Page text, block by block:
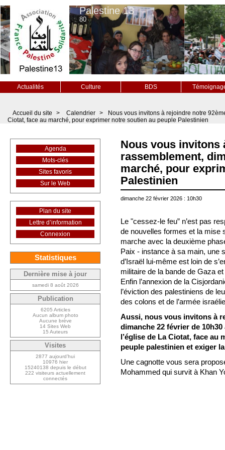
Palestine 13
80
Actualités Culture BDS
Accueil du site > Calendrier >
Nous vous invitons à rejoindre notre
Ciotat, face au marché, pour exprimer notre soutien au peuple Palestinien
Nous vous invitons
rassemblement,
marché, pour
Palestinien
dimanche 22 février 2026 : 10h30
Le "cessez-le feu” n’est pas
de nouvelles formes et la mise
marche avec la deuxième
Paix - instance à sa main, une
d’Israël lui-même est loin de
militaire de la bande de Gaza
Enfin l’annexion de la
l’éviction des palestiniens de
des colons et de l’armée
Aussi, nous vous invitons à
dimanche 22 février de
l’église de La Ciotat, face
peuple palestinien et exiger
Une cagnotte vous sera
Mohammed qui survit à Khan
Agenda
Mots-clés
Sites favoris
Sur le Web
Plan du site
Lettre d’information
Connexion
Statistiques
Dernière mise à jour
samedi 8 août 2026
Publication
6205 Articles
Aucun album photo
Aucune brève
14 Sites Web
15 Auteurs
Visites
2877 aujourd’hui
10976 hier
15240138 depuis le début
222 visiteurs actuellement
connectés